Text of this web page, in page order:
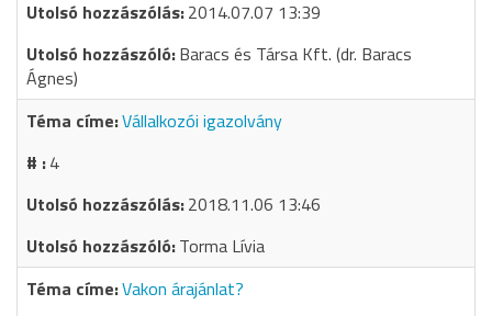
2014.07.07 13:39
Baracs és Társa Kft. (dr. Baracs
Ágnes)
Vállalkozói igazolvány
4
2018.11.06 13:46
Torma Lívia
Vakon árajánlat?